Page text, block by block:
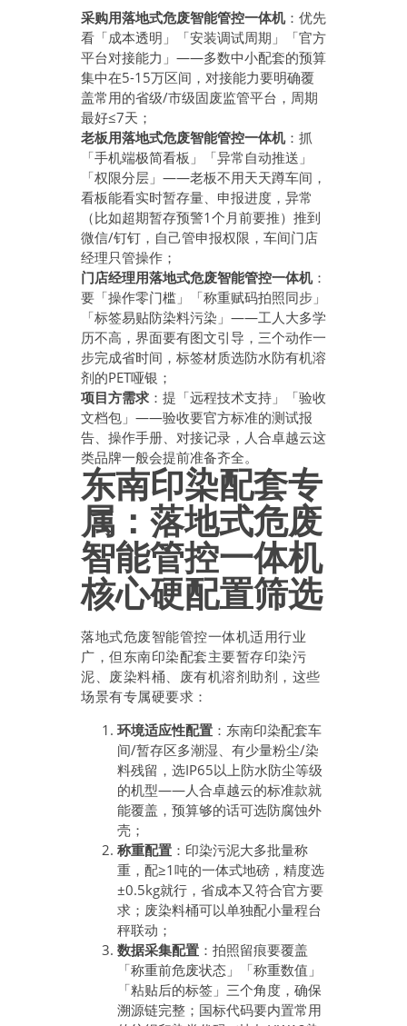
采购用落地式危废智能管控一体机：优先
看「成本透明」「安装调试周期」「官方
平台对接能力」——多数中小配套的预算
集中在5-15万区间，对接能力要明确覆
盖常用的省级/市级固废监管平台，周期
最好≤7天；
老板用落地式危废智能管控一体机：抓
「手机端极简看板」「异常自动推送」
「权限分层」——老板不用天天蹲车间，
看板能看实时暂存量、申报进度，异常
（比如超期暂存预警1个月前要推）推到
微信/钉钉，自己管申报权限，车间门店
经理只管操作；
门店经理用落地式危废智能管控一体机：
要「操作零门槛」「称重赋码拍照同步」
「标签易贴防染料污染」——工人大多学
历不高，界面要有图文引导，三个动作一
步完成省时间，标签材质选防水防有机溶
剂的PET哑银；
项目方需求 ：提「远程技术支持」「验收
文档包」——验收要官方标准的测试报
告、操作手册、对接记录，人合卓越云这
类品牌一般会提前准备齐全。
东南印染配套专
属：落地式危废
智能管控一体机
核心硬配置筛选
落地式危废智能管控一体机适用行业
广，但东南印染配套主要暂存印染污
泥、废染料桶、废有机溶剂助剂，这些
场景有专属硬要求：
环境适应性配置 ：东南印染配套车
间/暂存区多潮湿、有少量粉尘/染
料残留，选IP65以上防水防尘等级
的机型——人合卓越云的标准款就
能覆盖，预算够的话可选防腐蚀外
壳；
称重配置 ：印染污泥大多批量称
重，配≥1吨的一体式地磅，精度选
±0.5kg就行，省成本又符合官方要
求；废染料桶可以单独配小量程台
秤联动；
数据采集配置 ：拍照留痕要覆盖
「称重前危废状态」「称重数值」
「粘贴后的标签」三个角度，确保
溯源链完整；国标代码要内置常用